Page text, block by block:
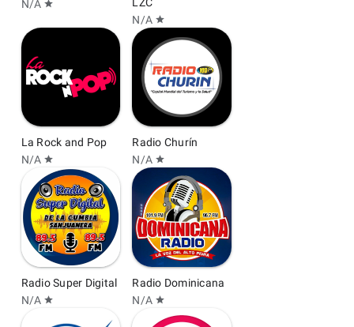
N/A star
N/A star
La Rock and Pop
N/A star
Radio Churín
N/A star
Radio Super Digital
N/A star
Radio Dominicana
N/A star